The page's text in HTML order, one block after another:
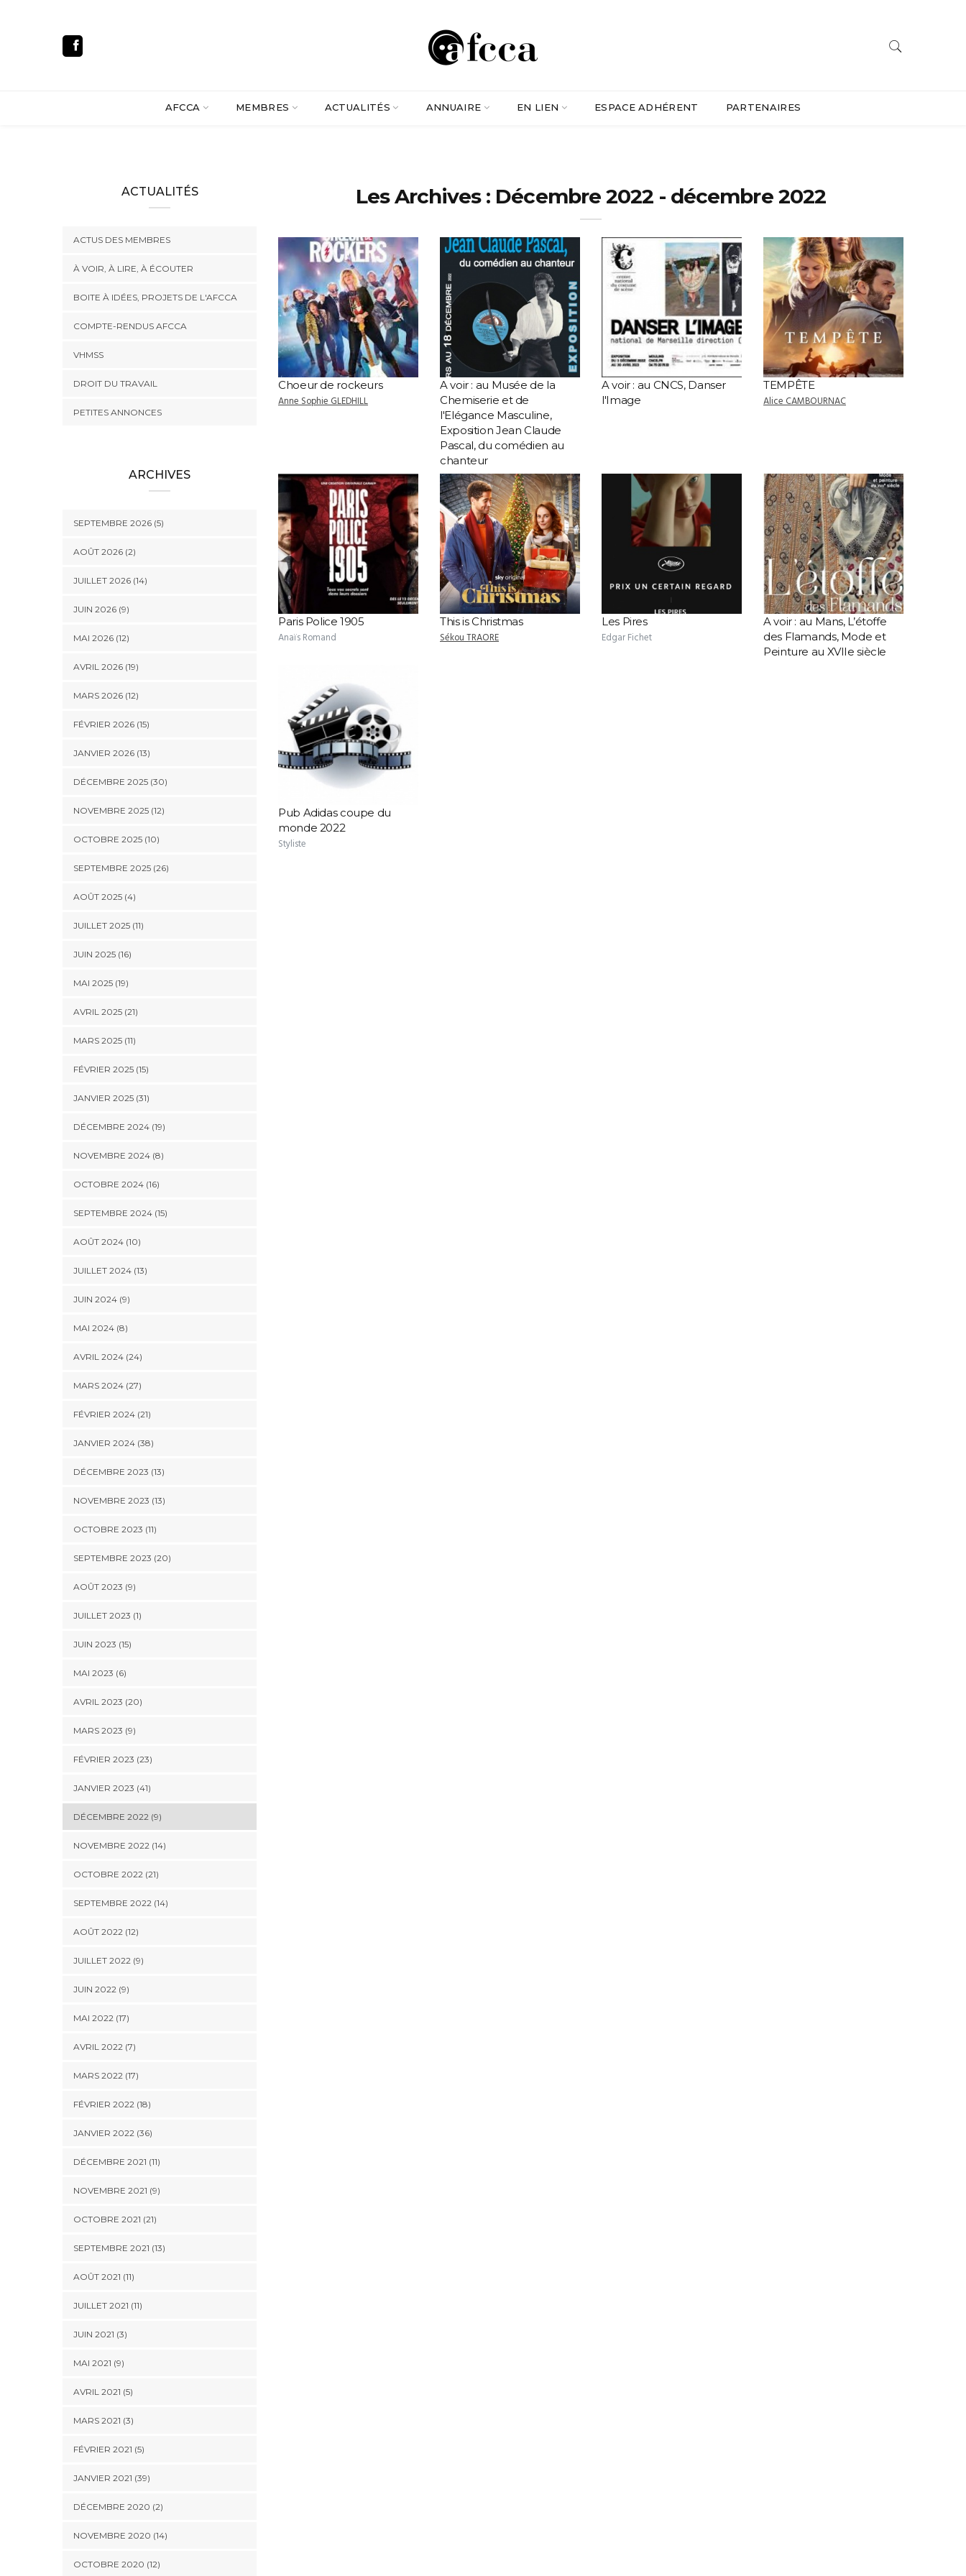
AFCCA MEMBRES ACTUALITÉS ANNUAIRE EN LIEN ESPACE ADHÉRENT PARTENAIRES
Les Archives : Décembre 2022 - décembre 2022
Choeur de rockeurs
Anne Sophie GLEDHILL
A voir : au Musée de la
Chemiserie et de
l'Elégance Masculine,
Exposition Jean Claude
Pascal, du comédien au
chanteur
A voir : au CNCS, Danser
l'Image
TEMPÊTE
Alice CAMBOURNAC
Paris Police 1905
Anaïs Romand
This is Christmas
Sékou TRAORE
Les Pires
Edgar Fichet
A voir : au Mans, L’étoffe
des Flamands, Mode et
Peinture au XVIIe siècle
Pub Adidas coupe du
monde 2022
Styliste
ACTUALITÉS
ACTUS DES MEMBRES
À VOIR, À LIRE, À ÉCOUTER
BOITE À IDÉES, PROJETS DE L'AFCCA
COMPTE-RENDUS AFCCA
VHMSS
DROIT DU TRAVAIL
PETITES ANNONCES
ARCHIVES
SEPTEMBRE 2026 (5)
AOÛT 2026 (2)
JUILLET 2026 (14)
JUIN 2026 (9)
MAI 2026 (12)
AVRIL 2026 (19)
MARS 2026 (12)
FÉVRIER 2026 (15)
JANVIER 2026 (13)
DÉCEMBRE 2025 (30)
NOVEMBRE 2025 (12)
OCTOBRE 2025 (10)
SEPTEMBRE 2025 (26)
AOÛT 2025 (4)
JUILLET 2025 (11)
JUIN 2025 (16)
MAI 2025 (19)
AVRIL 2025 (21)
MARS 2025 (11)
FÉVRIER 2025 (15)
JANVIER 2025 (31)
DÉCEMBRE 2024 (19)
NOVEMBRE 2024 (8)
OCTOBRE 2024 (16)
SEPTEMBRE 2024 (15)
AOÛT 2024 (10)
JUILLET 2024 (13)
JUIN 2024 (9)
MAI 2024 (8)
AVRIL 2024 (24)
MARS 2024 (27)
FÉVRIER 2024 (21)
JANVIER 2024 (38)
DÉCEMBRE 2023 (13)
NOVEMBRE 2023 (13)
OCTOBRE 2023 (11)
SEPTEMBRE 2023 (20)
AOÛT 2023 (9)
JUILLET 2023 (1)
JUIN 2023 (15)
MAI 2023 (6)
AVRIL 2023 (20)
MARS 2023 (9)
FÉVRIER 2023 (23)
JANVIER 2023 (41)
DÉCEMBRE 2022 (9)
NOVEMBRE 2022 (14)
OCTOBRE 2022 (21)
SEPTEMBRE 2022 (14)
AOÛT 2022 (12)
JUILLET 2022 (9)
JUIN 2022 (9)
MAI 2022 (17)
AVRIL 2022 (7)
MARS 2022 (17)
FÉVRIER 2022 (18)
JANVIER 2022 (36)
DÉCEMBRE 2021 (11)
NOVEMBRE 2021 (9)
OCTOBRE 2021 (21)
SEPTEMBRE 2021 (13)
AOÛT 2021 (11)
JUILLET 2021 (11)
JUIN 2021 (3)
MAI 2021 (9)
AVRIL 2021 (5)
MARS 2021 (3)
FÉVRIER 2021 (5)
JANVIER 2021 (39)
DÉCEMBRE 2020 (2)
NOVEMBRE 2020 (14)
OCTOBRE 2020 (12)